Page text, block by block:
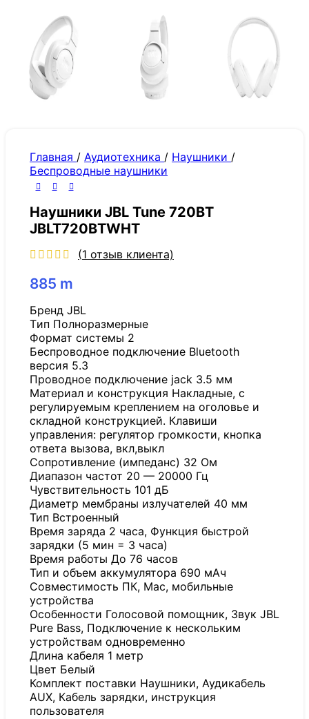
Главная / Аудиотехника / Наушники /
Беспроводные наушники
Наушники JBL Tune 720BT
JBLT720BTWHT
(1 отзыв клиента)
885 m
Бренд JBL
Tип Полноразмерные
Формат системы 2
Беспроводное подключение Bluetooth
версия 5.3
Проводное подключение jack 3.5 мм
Материал и конструкция Накладные, с
регулируемым креплением на оголовье и
складной конструкцией. Клавиши
управления: регулятор громкости, кнопка
ответа вызова, вкл,выкл
Сопротивление (импеданс) 32 Ом
Диапазон частот 20 — 20000 Гц
Чувствительность 101 дБ
Диаметр мембраны излучателей 40 мм
Тип Встроенный
Время заряда 2 часа, Функция быстрой
зарядки (5 мин = 3 часа)
Время работы До 76 часов
Тип и объем аккумулятора 690 мАч
Совместимость ПК, Mac, мобильные
устройства
Особенности Голосовой помощник, Звук JBL
Pure Bass, Подключение к нескольким
устройствам одновременно
Длина кабеля 1 метр
Цвет Белый
Комплект поставки Наушники, Аудикабель
AUX, Кабель зарядки, инструкция
пользователя